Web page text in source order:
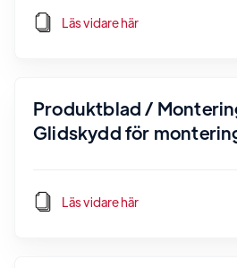
Läs vidare här
Produktblad /
Glidskydd för
Läs vidare här